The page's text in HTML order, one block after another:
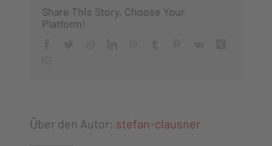
Share This Story, Choose Your
Platform!
Über den Autor: stefan-clausner